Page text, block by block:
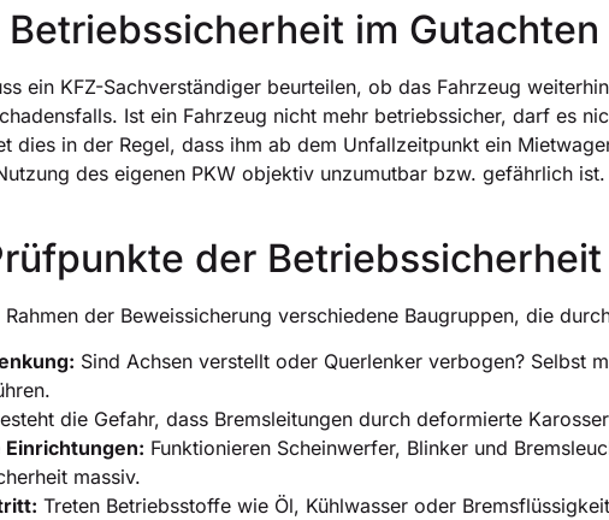
Betriebssicherheit im
ein KFZ-Sachverständiger beurteilen, ob das Fahrzeug
Ist ein Fahrzeug nicht mehr betriebssicher, darf es
dies in der Regel, dass ihm ab dem Unfallzeitpunkt ein
des eigenen PKW objektiv unzumutbar bzw. gefährlich ist.
der Betriebssicherheit
der Beweissicherung verschiedene Baugruppen, die
Sind Achsen verstellt oder Querlenker verbogen? Selbst
die Gefahr, dass Bremsleitungen durch deformierte
Funktionieren Scheinwerfer, Blinker und
massiv.
Treten Betriebsstoffe wie Öl, Kühlwasser oder